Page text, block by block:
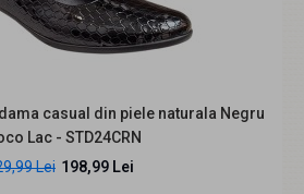
dama casual din piele naturala
198,99 Lei
casual din piele naturala Negru
Lac - STD24CRN
Lei 198,99 Lei